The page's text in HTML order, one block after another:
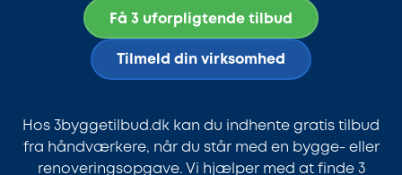
Få 3 uforpligtende tilbud
Tilmeld din virksomhed
Hos 3byggetilbud.dk kan du indhente gratis tilbud
fra håndværkere, når du står med en bygge- eller
renoveringsopgave. Vi hjælper med at finde 3